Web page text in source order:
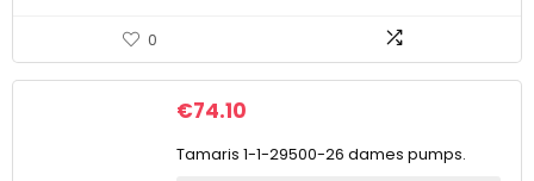
0
€74.10
Tamaris 1-1-29500-26 dames pumps.